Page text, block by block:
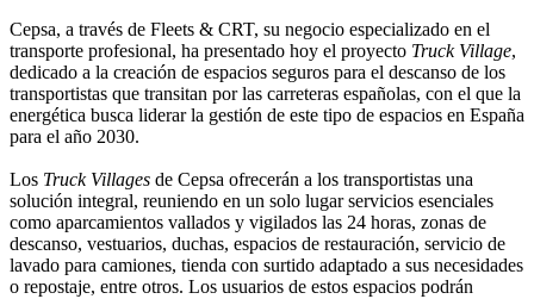
Cepsa, a través de Fleets & CRT, su negocio especializado en el
transporte profesional, ha presentado hoy el proyecto Truck Village,
dedicado a la creación de espacios seguros para el descanso de los
transportistas que transitan por las carreteras españolas, con el que la
energética busca liderar la gestión de este tipo de espacios en España
para el año 2030.
Los Truck Villages de Cepsa ofrecerán a los transportistas una
solución integral, reuniendo en un solo lugar servicios esenciales
como aparcamientos vallados y vigilados las 24 horas, zonas de
descanso, vestuarios, duchas, espacios de restauración, servicio de
lavado para camiones, tienda con surtido adaptado a sus necesidades
o repostaje, entre otros. Los usuarios de estos espacios podrán